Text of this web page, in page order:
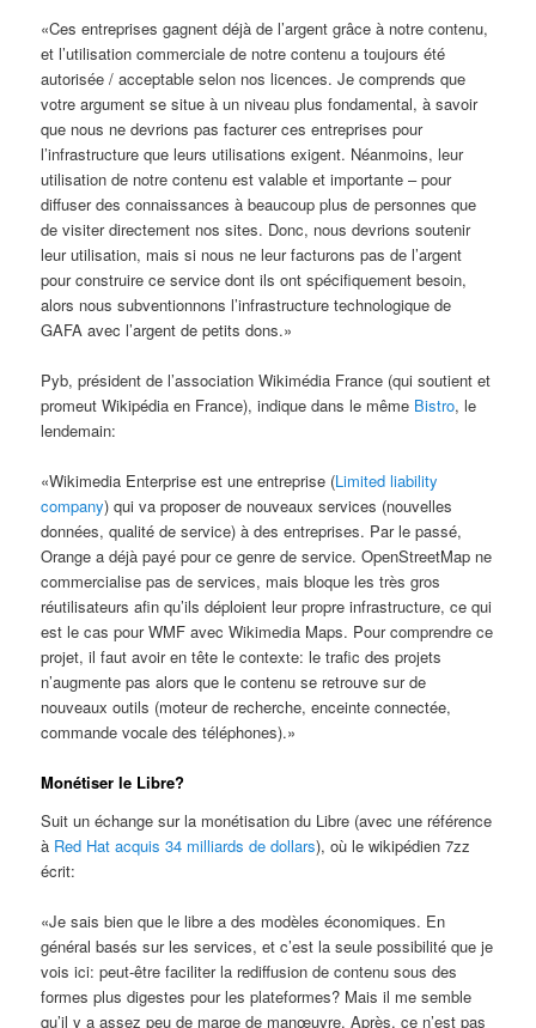
«Ces entreprises gagnent déjà de l’argent grâce à notre contenu,
et l’utilisation commerciale de notre contenu a toujours été
autorisée / acceptable selon nos licences. Je comprends que
votre argument se situe à un niveau plus fondamental, à savoir
que nous ne devrions pas facturer ces entreprises pour
l’infrastructure que leurs utilisations exigent. Néanmoins, leur
utilisation de notre contenu est valable et importante – pour
diffuser des connaissances à beaucoup plus de personnes que
de visiter directement nos sites. Donc, nous devrions soutenir
leur utilisation, mais si nous ne leur facturons pas de l’argent
pour construire ce service dont ils ont spécifiquement besoin,
alors nous subventionnons l’infrastructure technologique de
GAFA avec l’argent de petits dons.»
Pyb, président de l’association Wikimédia France (qui soutient et
promeut Wikipédia en France), indique dans le même Bistro, le
lendemain:
«Wikimedia Enterprise est une entreprise (Limited liability
company) qui va proposer de nouveaux services (nouvelles
données, qualité de service) à des entreprises. Par le passé,
Orange a déjà payé pour ce genre de service. OpenStreetMap ne
commercialise pas de services, mais bloque les très gros
réutilisateurs afin qu’ils déploient leur propre infrastructure, ce qui
est le cas pour WMF avec Wikimedia Maps. Pour comprendre ce
projet, il faut avoir en tête le contexte: le trafic des projets
n’augmente pas alors que le contenu se retrouve sur de
nouveaux outils (moteur de recherche, enceinte connectée,
commande vocale des téléphones).»
Monétiser le Libre?
Suit un échange sur la monétisation du Libre (avec une référence
à Red Hat acquis 34 milliards de dollars), où le wikipédien 7zz
écrit:
«Je sais bien que le libre a des modèles économiques. En
général basés sur les services, et c’est la seule possibilité que je
vois ici: peut-être faciliter la rediffusion de contenu sous des
formes plus digestes pour les plateformes? Mais il me semble
qu’il y a assez peu de marge de manœuvre. Après, ce n’est pas